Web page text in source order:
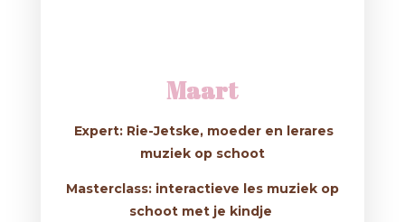
Maart
Expert: Rie-Jetske, moeder en lerares
muziek op schoot
Masterclass: interactieve les muziek op
schoot met je kindje